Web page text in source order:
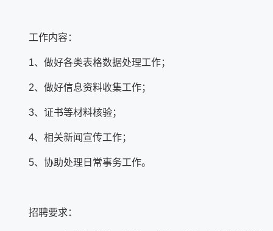
工作内容：
1、做好各类表格数据处理工作；
2、做好信息资料收集工作；
3、证书等材料核验；
4、相关新闻宣传工作；
5、协助处理日常事务工作。
招聘要求：